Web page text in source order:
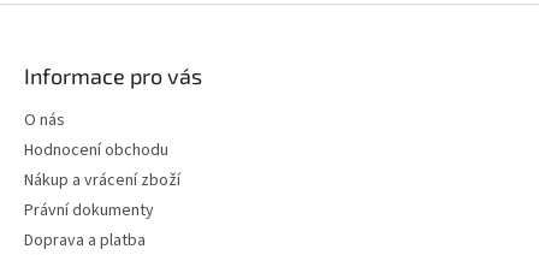
Informace pro vás
O nás
Hodnocení obchodu
Nákup a vrácení zboží
Právní dokumenty
Doprava a platba